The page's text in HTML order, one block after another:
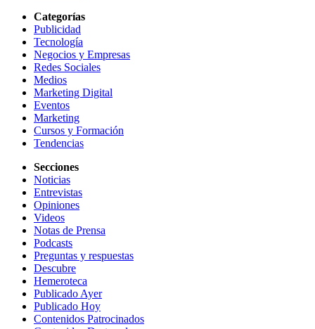
Categorías
Publicidad
Tecnología
Negocios y Empresas
Redes Sociales
Medios
Marketing Digital
Eventos
Marketing
Cursos y Formación
Tendencias
Secciones
Noticias
Entrevistas
Opiniones
Videos
Notas de Prensa
Podcasts
Preguntas y respuestas
Descubre
Hemeroteca
Publicado Ayer
Publicado Hoy
Contenidos Patrocinados